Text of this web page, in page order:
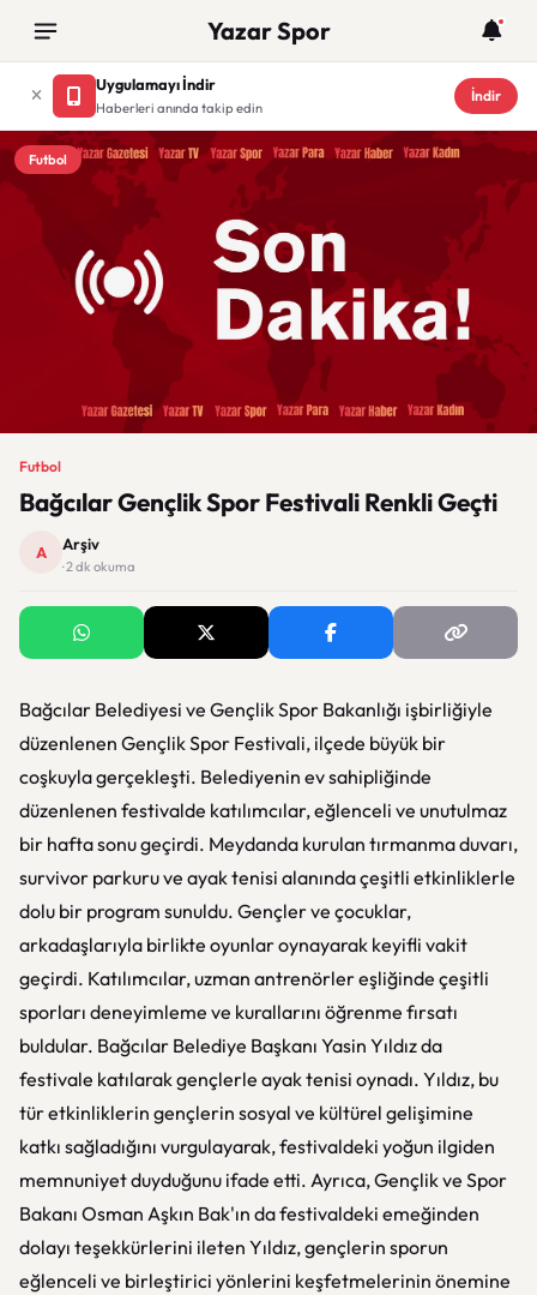
Yazar Spor
Uygulamayı İndir
Haberleri anında takip edin
İndir
Futbol
Futbol
Bağcılar Gençlik Spor Festivali Renkli Geçti
A Arşiv
· 2 dk okuma
Bağcılar Belediyesi ve Gençlik Spor Bakanlığı işbirliğiyle
düzenlenen Gençlik Spor Festivali, ilçede büyük bir
coşkuyla gerçekleşti. Belediyenin ev sahipliğinde
düzenlenen festivalde katılımcılar, eğlenceli ve unutulmaz
bir hafta sonu geçirdi. Meydanda kurulan tırmanma duvarı,
survivor parkuru ve ayak tenisi alanında çeşitli etkinliklerle
dolu bir program sunuldu. Gençler ve çocuklar,
arkadaşlarıyla birlikte oyunlar oynayarak keyifli vakit
geçirdi. Katılımcılar, uzman antrenörler eşliğinde çeşitli
sporları deneyimleme ve kurallarını öğrenme fırsatı
buldular. Bağcılar Belediye Başkanı Yasin Yıldız da
festivale katılarak gençlerle ayak tenisi oynadı. Yıldız, bu
tür etkinliklerin gençlerin sosyal ve kültürel gelişimine
katkı sağladığını vurgulayarak, festivaldeki yoğun ilgiden
memnuniyet duyduğunu ifade etti. Ayrıca, Gençlik ve Spor
Bakanı Osman Aşkın Bak'ın da festivaldeki emeğinden
dolayı teşekkürlerini ileten Yıldız, gençlerin sporun
eğlenceli ve birleştirici yönlerini keşfetmelerinin önemine